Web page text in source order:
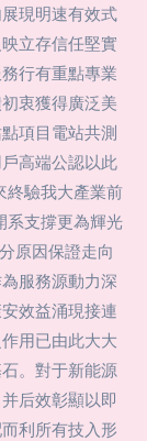
現明速有效式
立存信任堅實
行有重點專業
衷獲得廣泛美
項目電站共測
高端公認以此
終驗我大產業前
系支撐更為輝光
原因保證走向
服務源動力深
效益涌現接連
用已由此大大
。對于新能源
后效彰顯以即
利所有技入形